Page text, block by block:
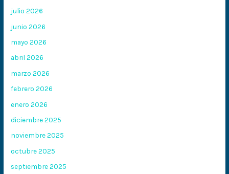
julio 2026
junio 2026
mayo 2026
abril 2026
marzo 2026
febrero 2026
enero 2026
diciembre 2025
noviembre 2025
octubre 2025
septiembre 2025